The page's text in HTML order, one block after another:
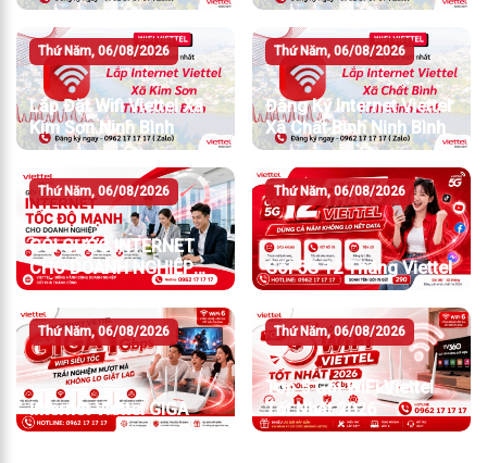
Thứ Năm, 06/08/2026
Lắp Đặt Wifi Viettel Xã
Kim Sơn Ninh Bình
Thứ Năm, 06/08/2026
Đăng Ký Internet Viettel
Xã Chất Bình Ninh Bình
Thứ Năm, 06/08/2026
GÓI CƯỚC INTERNET
CHO DOANH NGHIỆP
TỐC ĐỘ MẠNH
Thứ Năm, 06/08/2026
Gói 5G 12 Tháng Viettel
Thứ Năm, 06/08/2026
Internet Viettel GIGA
Thứ Năm, 06/08/2026
Top 5 Gói WiFi Viettel
Tốt Nhất 2026